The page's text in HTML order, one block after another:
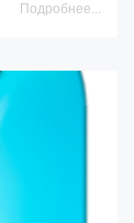
Подробнее...